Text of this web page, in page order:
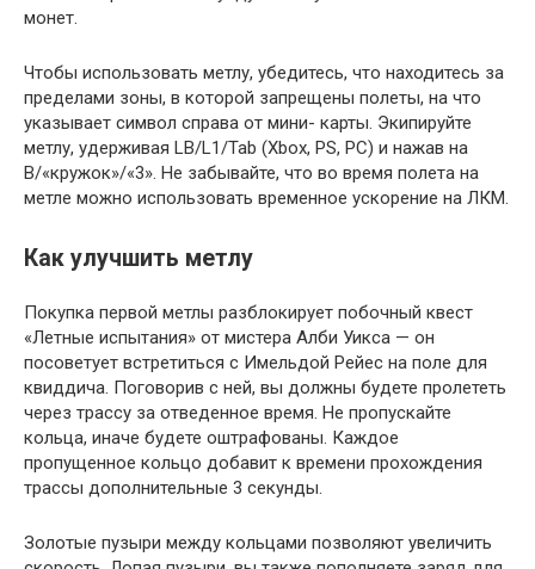
монет.
Чтобы использовать метлу, убедитесь, что находитесь за
пределами зоны, в которой запрещены полеты, на что
указывает символ справа от мини- карты. Экипируйте
метлу, удерживая LB/L1/Tab (Xbox, PS, PC) и нажав на
B/«кружок»/«3». Не забывайте, что во время полета на
метле можно использовать временное ускорение на ЛКМ.
Как улучшить метлу
Покупка первой метлы разблокирует побочный квест
«Летные испытания» от мистера Алби Уикса — он
посоветует встретиться с Имельдой Рейес на поле для
квиддича. Поговорив с ней, вы должны будете пролететь
через трассу за отведенное время. Не пропускайте
кольца, иначе будете оштрафованы. Каждое
пропущенное кольцо добавит к времени прохождения
трассы дополнительные 3 секунды.
Золотые пузыри между кольцами позволяют увеличить